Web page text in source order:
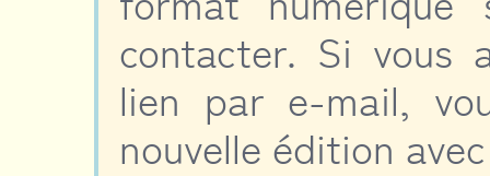
contacter. Si vous
lien par e-mail,
nouvelle édition